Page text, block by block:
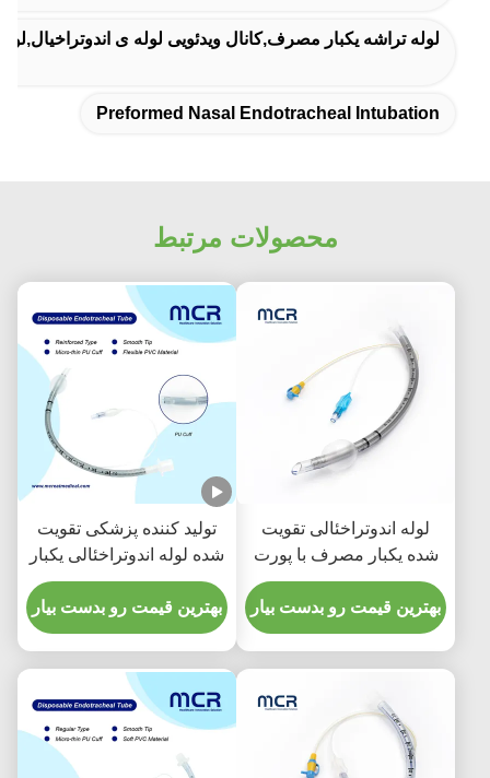
لوله تراشه یکبار مصرف,کانال ویدئویی لوله ی
Preformed Nasal Endotracheal Intubation
محصولات مرتبط
لوله اندوتراخئالی تقویت
شده یکبار مصرف با پورت
مکش برای پیشگیری از
VAP
بهترین قیمت رو بدست بیار
تولید کننده پزشکی تقویت
شده لوله اندوتراخئالی یکبار
مصرفی بدون DEHP
بهترین قیمت رو بدست بیار